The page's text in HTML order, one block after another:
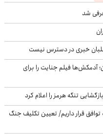
شد
خبری در دسترس نیست
آدمکش‌ها فیلم جنایت را برای
تنگه هرمز را اعلام کرد
قرار داریم/ تعیین تکلیف جنگ